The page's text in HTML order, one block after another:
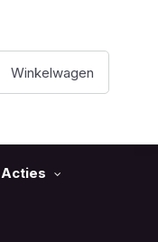
Acties